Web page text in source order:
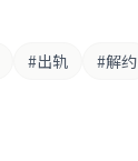
#出轨 #解约